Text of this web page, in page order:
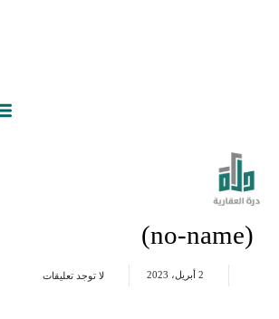
(no-name)
2 أبريل، 2023 لا توجد تعليقات